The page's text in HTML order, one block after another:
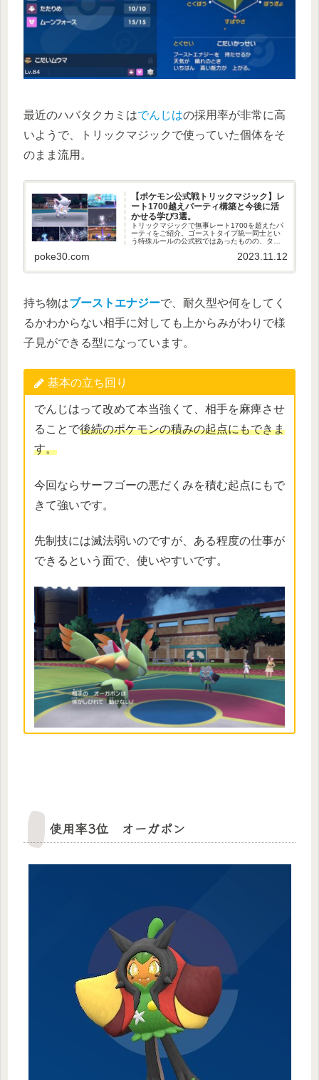
最近のハバタクカミはでんじはの採用率が非常に高
いようで、トリックマジックで使っていた個体をそ
のまま流用。
【ポケモン公式戦トリックマジック】レ
ート1700越えパーティ構築と今後に活
かせる学び3選。
トリックマジックで無事レート1700を超えたパ
ーティをご紹介。ゴーストタイプ統一同士とい
う特殊ルールの公式戦ではあったものの、タイ
なポケモン・マイナーポケモンを使っての対戦
くさんあったので、それを備忘録として残して
poke30.com 2023.11.12
持ち物はブーストエナジーで、耐久型や何をしてく
るかわからない相手に対しても上からみがわりで様
子見ができる型になっています。
基本の立ち回り
でんじはって改めて本当強くて、相手を麻痺させ
ることで後続のポケモンの積みの起点にもできま
す。
今回ならサーフゴーの悪だくみを積む起点にもで
きて強いです。
先制技には滅法弱いのですが、ある程度の仕事が
できるという面で、使いやすいです。
使用率3位 オーガポン